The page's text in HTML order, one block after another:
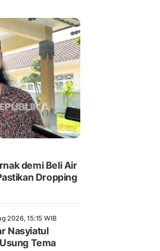
demi Beli Air
Dropping
2026, 15:15 WIB
Nasyiatul
Tema